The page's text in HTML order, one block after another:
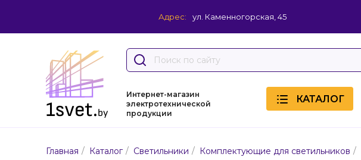
Адрес: ул. Каменногорская, 45
Интернет-магазин
электротехнической
продукции
КАТАЛОГ
Главная / Каталог / Светильники / Комплектующие для светильников /